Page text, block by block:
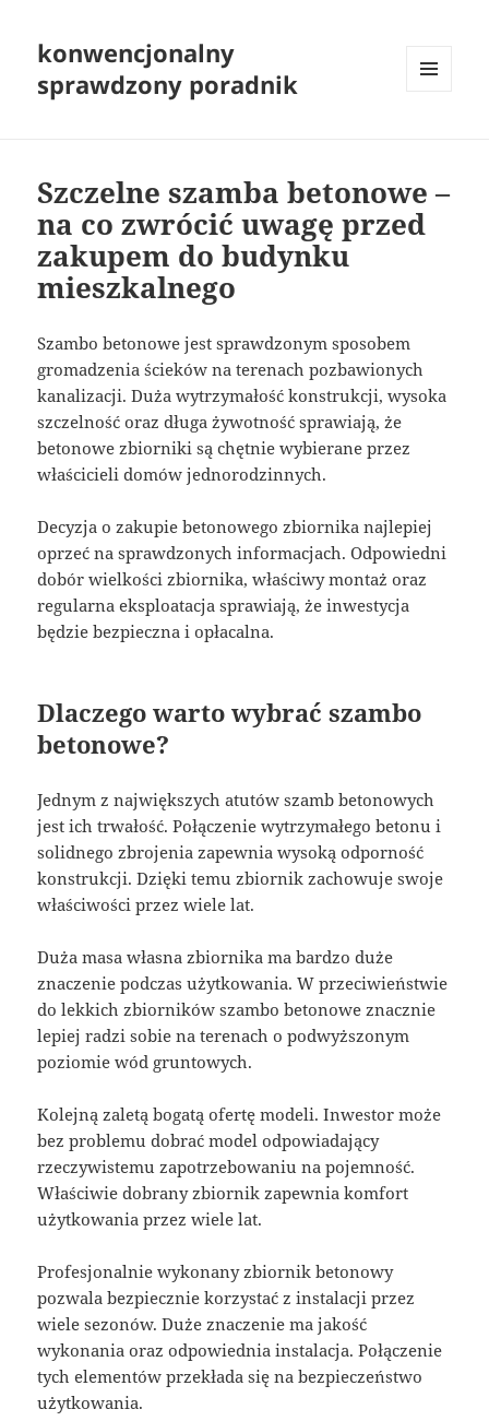
konwencjonalny
sprawdzony poradnik
Szczelne szamba betonowe –
na co zwrócić uwagę przed
zakupem do budynku
mieszkalnego
Szambo betonowe jest sprawdzonym sposobem
gromadzenia ścieków na terenach pozbawionych
kanalizacji. Duża wytrzymałość konstrukcji, wysoka
szczelność oraz długa żywotność sprawiają, że
betonowe zbiorniki są chętnie wybierane przez
właścicieli domów jednorodzinnych.
Decyzja o zakupie betonowego zbiornika najlepiej
oprzeć na sprawdzonych informacjach. Odpowiedni
dobór wielkości zbiornika, właściwy montaż oraz
regularna eksploatacja sprawiają, że inwestycja
będzie bezpieczna i opłacalna.
Dlaczego warto wybrać szambo
betonowe?
Jednym z największych atutów szamb betonowych
jest ich trwałość. Połączenie wytrzymałego betonu i
solidnego zbrojenia zapewnia wysoką odporność
konstrukcji. Dzięki temu zbiornik zachowuje swoje
właściwości przez wiele lat.
Duża masa własna zbiornika ma bardzo duże
znaczenie podczas użytkowania. W przeciwieństwie
do lekkich zbiorników szambo betonowe znacznie
lepiej radzi sobie na terenach o podwyższonym
poziomie wód gruntowych.
Kolejną zaletą bogatą ofertę modeli. Inwestor może
bez problemu dobrać model odpowiadający
rzeczywistemu zapotrzebowaniu na pojemność.
Właściwie dobrany zbiornik zapewnia komfort
użytkowania przez wiele lat.
Profesjonalnie wykonany zbiornik betonowy
pozwala bezpiecznie korzystać z instalacji przez
wiele sezonów. Duże znaczenie ma jakość
wykonania oraz odpowiednia instalacja. Połączenie
tych elementów przekłada się na bezpieczeństwo
użytkowania.